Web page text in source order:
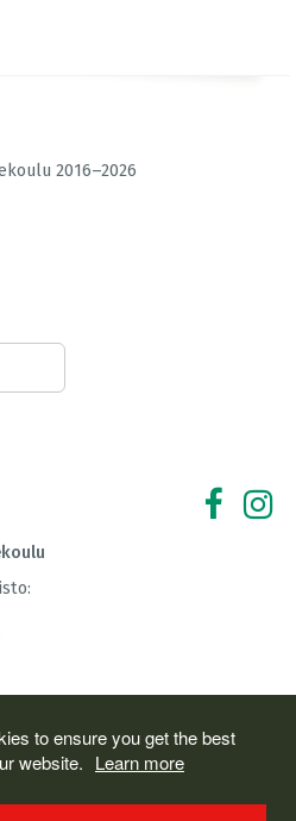
to ensure you get the best
website. Learn more
2016–2026